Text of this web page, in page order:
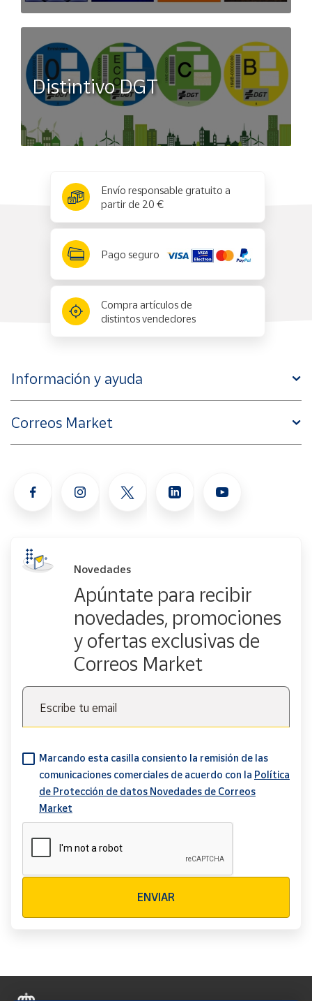
Distintivo DGT
Envío responsable gratuito a
partir de 20 €
Pago seguro
Compra artículos de
distintos vendedores
Información y ayuda
Correos Market
Novedades
Apúntate para recibir
novedades, promociones
y ofertas exclusivas de
Correos Market
Escribe tu email
Marcando esta casilla consiento la remisión de las
comunicaciones comerciales de acuerdo con la Política
de Protección de datos Novedades de Correos
Market
ENVIAR